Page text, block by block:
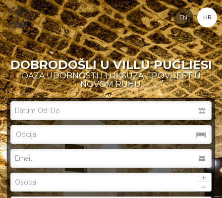
DOBRODOŠLI U VILLU PUGLIESI
OAZA UDOBNOSTI I LUKSUZA – POVIJEST U
NOVOM RUHU.
EN HR